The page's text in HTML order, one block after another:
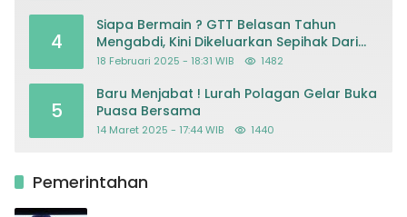
4
Siapa Bermain ? GTT Belasan Tahun
Mengabdi, Kini Dikeluarkan Sepihak Dari
Dapodik
18 Februari 2025 - 18:31 WIB 1482
5
Baru Menjabat ! Lurah Polagan Gelar Buka
Puasa Bersama
14 Maret 2025 - 17:44 WIB 1440
Pemerintahan